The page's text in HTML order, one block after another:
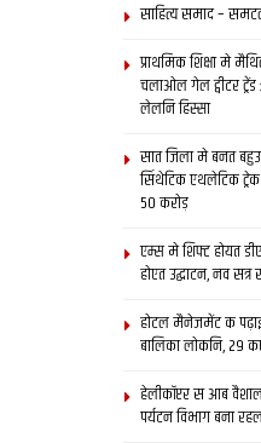
साहित्य समाद –
प्राथमिक शि‍क्षा मे
चलाओल गेल ट्वीटर
लेलनि हिस्सा
सात जिला मे बनत
सिंथेटिक एथलेटिक
50 करोड़
एम्स मे शिफ्ट होयत
होएत उद्घाटन, नव सत्र
होटल मैनेजमेंट क
बालिका लोकनि, 29
हेलीकॉप्टर स आब
पर्यटन विभाग बना